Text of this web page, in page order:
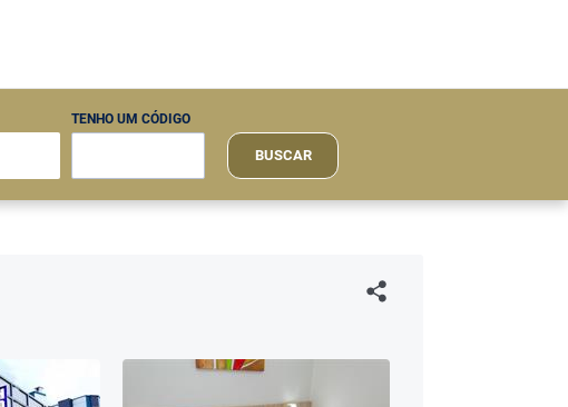
TENHO UM CÓDIGO
BUSCAR